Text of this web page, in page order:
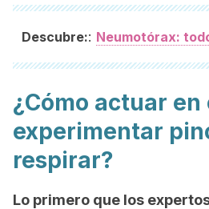
Descubre:: Neumotórax:
¿Cómo actuar en
experimentar
respirar?
Lo primero que los